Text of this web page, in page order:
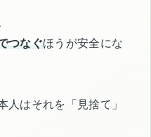
つなぐほうが安全にな
人はそれを「見捨て」